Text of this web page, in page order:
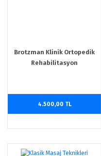
Brotzman Klinik Ortopedik
Rehabilitasyon
4.500,00 TL